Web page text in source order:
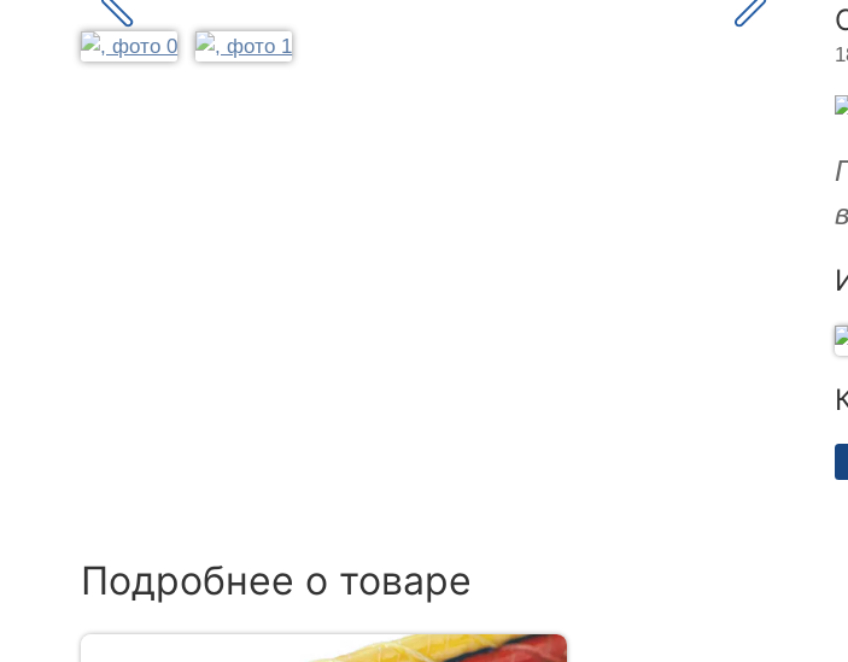
Подробнее о товаре